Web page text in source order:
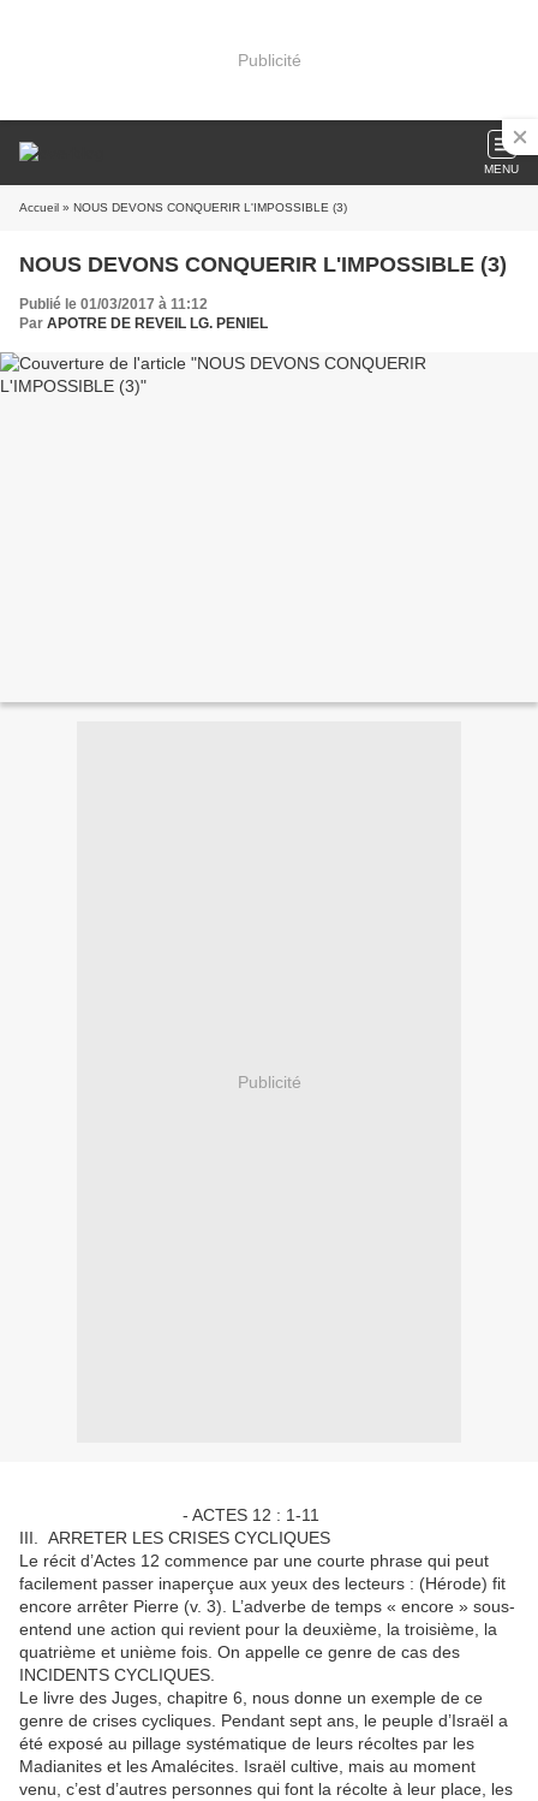
Publicité
MENU
Accueil » NOUS DEVONS CONQUERIR L'IMPOSSIBLE (3)
NOUS DEVONS CONQUERIR L'IMPOSSIBLE (3)
Publié le 01/03/2017 à 11:12
Par APOTRE DE REVEIL LG. PENIEL
Publicité
- ACTES 12 : 1-11
III. ARRETER LES CRISES CYCLIQUES
Le récit d’Actes 12 commence par une courte phrase qui peut
facilement passer inaperçue aux yeux des lecteurs : (Hérode) fit
encore arrêter Pierre (v. 3). L’adverbe de temps « encore » sous-
entend une action qui revient pour la deuxième, la troisième, la
quatrième et unième fois. On appelle ce genre de cas des
INCIDENTS CYCLIQUES.
Le livre des Juges, chapitre 6, nous donne un exemple de ce
genre de crises cycliques. Pendant sept ans, le peuple d’Israël a
été exposé au pillage systématique de leurs récoltes par les
Madianites et les Amalécites. Israël cultive, mais au moment
venu, c’est d’autres personnes qui font la récolte à leur place, les